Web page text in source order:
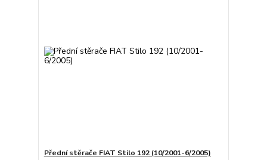
Přední stěrače FIAT Stilo 192 (10/2001-6/2005)